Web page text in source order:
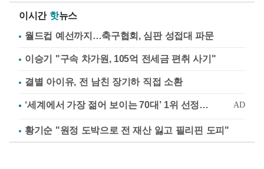
이시간 핫뉴스
월드컵 예선까지…축구협회, 심판 성접대 파문
이승기 "구속 차가원, 105억 전세금 편취 사기"
결별 아이유, 전 남친 장기하 직접 소환
황기순 "원정 도박으로 전 재산 잃고 필리핀 도피"